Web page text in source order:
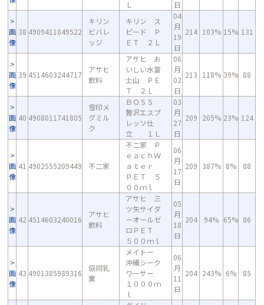
Ｌ
日
画
像
38 4909411049522
キリン
ビバレ
ッジ
キリン ス
ピード Ｐ
ＥＴ ２Ｌ
04
月
19
日
214 103% 15% 131
画
像
39 4514603244717
アサヒ
飲料
アサヒ お
いしい水富
士山 ＰＥ
Ｔ ２Ｌ
06
月
02
日
213 118% 39% 88
画
像
40 4908011741805
雪印メ
グミル
ク
ＢＯＳＳ
贅沢エスプ
レッソ仕
立 １Ｌ
03
月
27
日
209 205% 23% 124
画
像
41 4902555209449 不二家
不二家 Ｐ
ｅａｃｈＷ
ａｔｅｒ
ＰＥＴ ５
００ｍｌ
06
月
17
日
209 387% 8% 88
画
像
42 4514603240016
アサヒ
飲料
アサヒ 三
ツ矢サイダ
ーオールゼ
ロＰＥＴ
５００ｍｌ
05
月
18
日
204 94% 65% 86
画
像
43 4901385989316
協同乳
業
メイトー
沖縄シーク
ワーサー
１０００ｍ
ｌ
06
月
11
日
204 243% 6% 85